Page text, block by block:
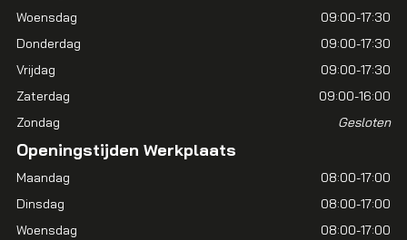
Woensdag
09:00-17:30
Donderdag
09:00-17:30
Vrijdag
09:00-17:30
Zaterdag
09:00-16:00
Zondag
Gesloten
Openingstijden Werkplaats
Maandag
08:00-17:00
Dinsdag
08:00-17:00
Woensdag
08:00-17:00